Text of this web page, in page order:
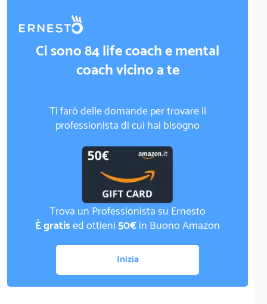
Ci sono 84 life coach e mental
coach vicino a te
Ti farò delle domande per trovare il
professionista di cui hai bisogno
Trova un Professionista su Ernesto
È gratised ottieni50€in Buono Amazon
Inizia